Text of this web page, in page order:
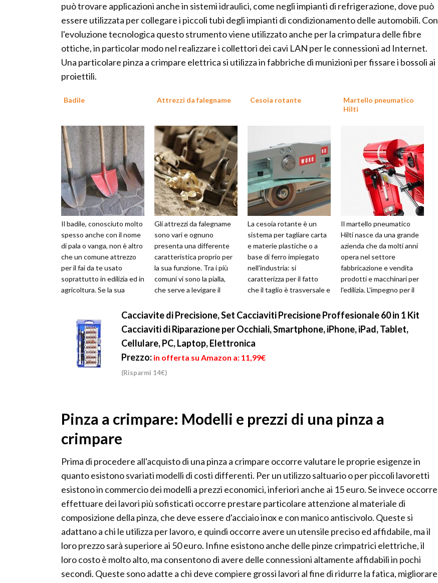
può trovare applicazioni anche in sistemi idraulici, come negli impianti di refrigerazione, dove può
essere utilizzata per collegare i piccoli tubi degli impianti di condizionamento delle automobili. Con
l'evoluzione tecnologica questo strumento viene utilizzato anche per la crimpatura delle fibre
ottiche, in particolar modo nel realizzare i collettori dei cavi LAN per le connessioni ad Internet.
Una particolare pinza a crimpare elettrica si utilizza in fabbriche di munizioni per fissare i bossoli ai
proiettili.
Badile
Il badile, conosciuto molto
spesso anche con il nome
di pala o vanga, non è altro
che un comune attrezzo
per il fai da te usato
soprattutto in edilizia ed in
agricoltura. Se la sua
Attrezzi da falegname
Gli attrezzi da falegname
sono vari e ognuno
presenta una differente
caratteristica proprio per
la sua funzione. Tra i più
comuni vi sono la pialla,
che serve a levigare il
Cesoia rotante
La cesoia rotante è un
sistema per tagliare carta
e materie plastiche o a
base di ferro impiegato
nell'industria: si
caratterizza per il fatto
che il taglio è trasversale e
Martello pneumatico
Hilti
Il martello pneumatico
Hilti nasce da una grande
azienda che da molti anni
opera nel settore
fabbricazione e vendita
prodotti e macchinari per
l'edilizia. L'impegno per il
costante...
Cacciavite di Precisione, Set Cacciaviti Precisione Proffesionale 60 in 1 Kit
Cacciaviti di Riparazione per Occhiali, Smartphone, iPhone, iPad, Tablet,
Cellulare, PC, Laptop, Elettronica
Prezzo: in offerta su Amazon a: 11,99€
(Risparmi 14€)
Pinza a crimpare: Modelli e prezzi di una pinza a
crimpare
Prima di procedere all'acquisto di una pinza a crimpare occorre valutare le proprie esigenze in
quanto esistono svariati modelli di costi differenti. Per un utilizzo saltuario o per piccoli lavoretti
esistono in commercio dei modelli a prezzi economici, inferiori anche ai 15 euro. Se invece occorre
effettuare dei lavori più sofisticati occorre prestare particolare attenzione al materiale di
composizione della pinza, che deve essere d'acciaio inox e con manico antiscivolo. Queste si
adattano a chi le utilizza per lavoro, e quindi occorre avere un utensile preciso ed affidabile, ma il
loro prezzo sarà superiore ai 50 euro. Infine esistono anche delle pinze crimpatrici elettriche, il
loro costo è molto alto, ma consentono di avere delle connessioni altamente affidabili in pochi
secondi. Queste sono adatte a chi deve compiere grossi lavori al fine di ridurre la fatica, migliorare